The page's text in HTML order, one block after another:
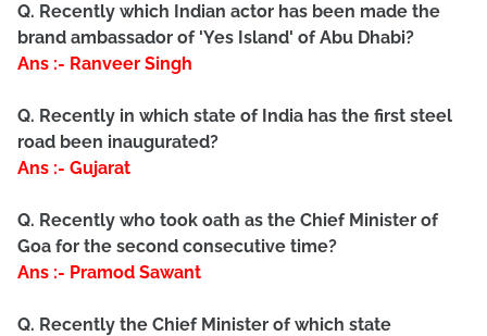
Q. Recently which Indian actor has been made the
brand ambassador of 'Yes Island' of Abu Dhabi?
Ans :- Ranveer Singh
Q. Recently in which state of India has the first steel
road been inaugurated?
Ans :- Gujarat
Q. Recently who took oath as the Chief Minister of
Goa for the second consecutive time?
Ans :- Pramod Sawant
Q. Recently the Chief Minister of which state